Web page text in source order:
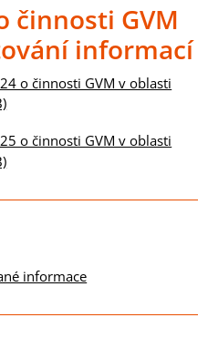
činnosti GVM
informací
o činnosti GVM v oblasti
o činnosti GVM v oblasti
informace